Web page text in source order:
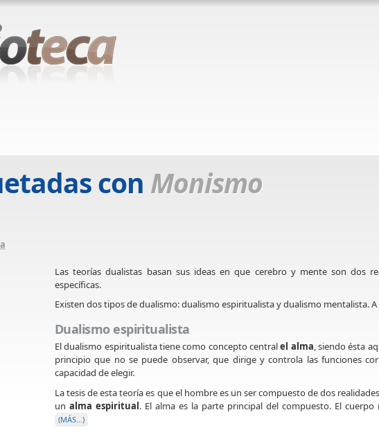
con Monismo
Las teorías dualistas basan sus ideas en que cerebro y mente son dos
específicas.
Existen dos tipos de dualismo: dualismo espiritualista y dualismo mentalista.
Dualismo espiritualista
El dualismo espiritualista tiene como concepto centralel alma, siendo ésta
principio que no se puede observar, que dirige y controla las funciones
capacidad de elegir.
La tesis de esta teoría es que el hombre es un ser compuesto de dos
un alma espiritual. El alma es la parte principal del compuesto. El
(MÁS…)